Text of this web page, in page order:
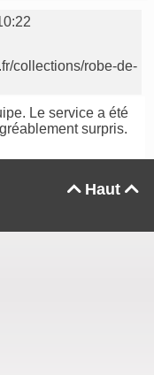
collections/robe-de-
Le service a été
surpris.
Haut 